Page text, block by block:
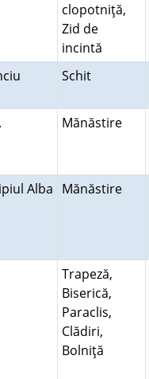
clopotniţă,
Zid de
incintă
Schit
Mănăstire
Alba Mănăstire
Trapeză,
Biserică,
Paraclis,
Clădiri,
Bolniţă